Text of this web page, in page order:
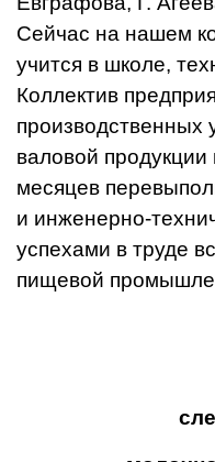
Сейчас на нашем
учится в школе,
Коллектив
производственных
валовой
месяцев
и инженерно-
успехами в труде
пищевой